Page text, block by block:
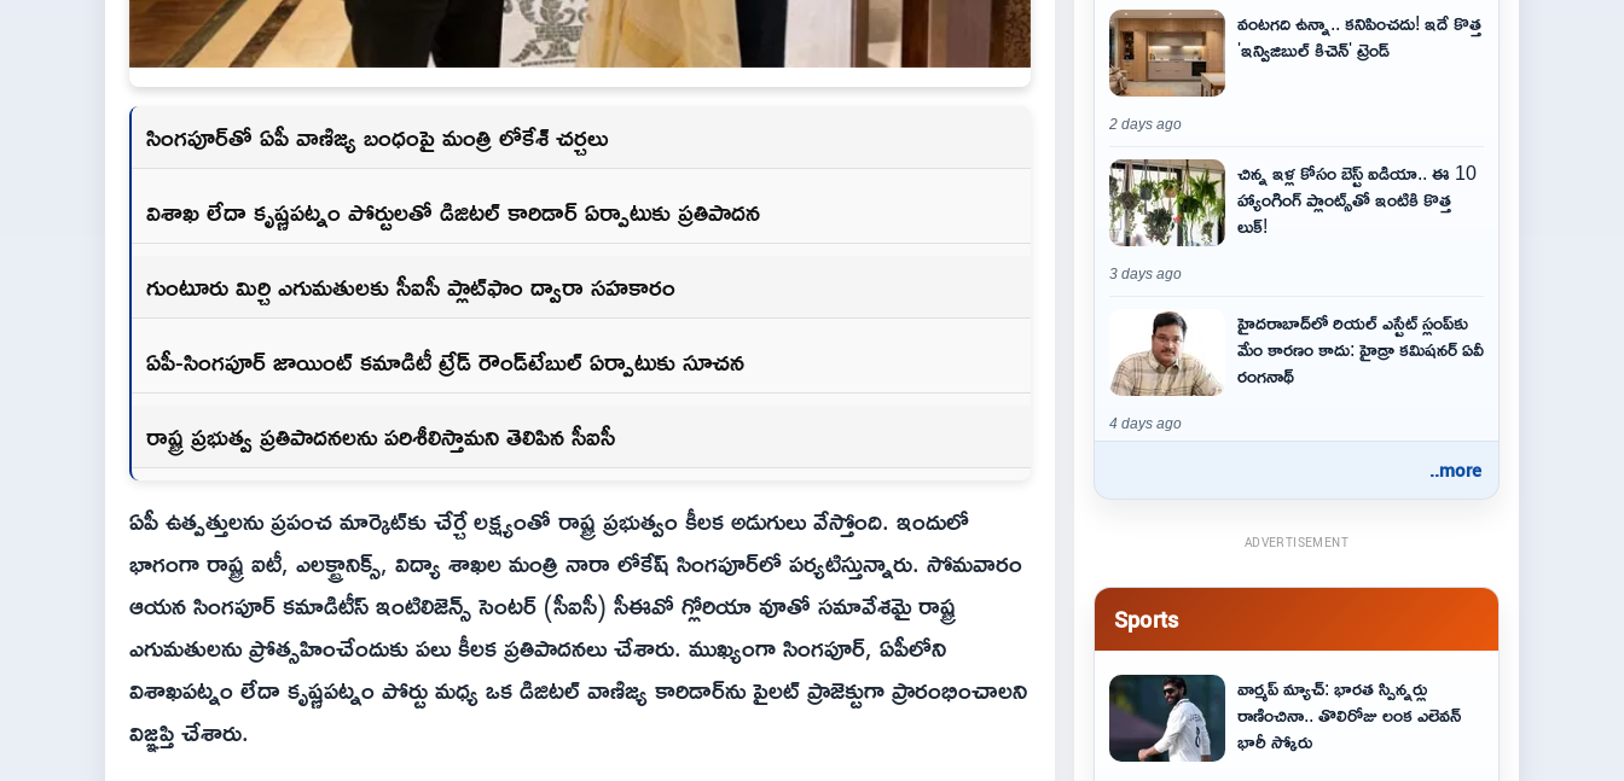
సింగపూర్‌తో ఏపీ వాణిజ్య బంధంపై మంత్రి లోకేశ్‌ చర్చలు
విశాఖ లేదా కృష్ణపట్నం పోర్టులతో డిజిటల్ కారిడార్ ఏర్పాటుకు ప్రతిపాదన
గుంటూరు మిర్చి ఎగుమతులకు సీఐసీ ప్లాట్‌ఫాం ద్వారా సహకారం
ఏపీ-సింగపూర్ జాయింట్ కమాడిటీ ట్రేడ్ రౌండ్‌టేబుల్ ఏర్పాటుకు సూచన
రాష్ట్ర ప్రభుత్వ ప్రతిపాదనలను పరిశీలిస్తామని తెలిపిన సీఐసీ
ఏపీ ఉత్పత్తులను ప్రపంచ మార్కెట్‌కు చేర్చే లక్ష్యంతో రాష్ట్ర ప్రభుత్వం కీలక అడుగులు వేస్తోంది. ఇందులో
భాగంగా రాష్ట్ర ఐటీ, ఎలక్ట్రానిక్స్, విద్యా శాఖల మంత్రి నారా లోకేష్ సింగపూర్‌లో పర్యటిస్తున్నారు. సోమవారం
ఆయన సింగపూర్ కమాడిటీస్ ఇంటిలిజెన్స్ సెంటర్ (సీఐసీ) సీఈవో గ్లోరియా వూతో సమావేశమై రాష్ట్ర
ఎగుమతులను ప్రోత్సహించేందుకు పలు కీలక ప్రతిపాదనలు చేశారు. ముఖ్యంగా సింగపూర్, ఏపీలోని
విశాఖపట్నం లేదా కృష్ణపట్నం పోర్టు మధ్య ఒక డిజిటల్ వాణిజ్య కారిడార్‌ను పైలట్ ప్రాజెక్టుగా ప్రారంభించాలని
విజ్ఞప్తి చేశారు.
వంటగది ఉన్నా.. కనిపించదు! ఇదే కొత్త
'ఇన్విజిబుల్ కిచెన్' ట్రెండ్
2 days ago
చిన్న ఇళ్ల కోసం బెస్ట్ ఐడియా.. ఈ 10
హ్యాంగింగ్ ప్లాంట్స్‌తో ఇంటికి కొత్త
లుక్!
3 days ago
హైదరాబాద్‌లో రియల్ ఎస్టేట్ స్లంప్‌కు
మేం కారణం కాదు: హైడ్రా కమిషనర్ ఏవీ
రంగనాథ్
4 days ago
..more
ADVERTISEMENT
Sports
వార్మప్ మ్యాచ్: భారత స్పిన్నర్లు
రాణించినా.. తొలిరోజు లంక ఎలెవన్
భారీ స్కోరు